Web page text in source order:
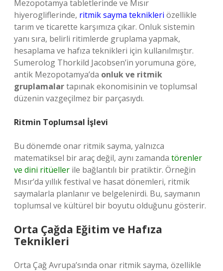
Mezopotamya tabletlerinde ve Mısır
hiyerogliflerinde, ritmik sayma teknikleri özellikle
tarım ve ticarette karşımıza çıkar. Onluk sistemin
yanı sıra, belirli ritimlerde gruplama yapmak,
hesaplama ve hafıza teknikleri için kullanılmıştır.
Sumerolog Thorkild Jacobsen’in yorumuna göre,
antik Mezopotamya’da onluk ve ritmik
gruplamalartapınak ekonomisinin ve toplumsal
düzenin vazgeçilmez bir parçasıydı.
Ritmin Toplumsal İşlevi
Bu dönemde onar ritmik sayma, yalnızca
matematiksel bir araç değil, aynı zamanda törenler
ve dini ritüeller ile bağlantılı bir pratiktir. Örneğin
Mısır’da yıllık festival ve hasat dönemleri, ritmik
saymalarla planlanır ve belgelenirdi. Bu, saymanın
toplumsal ve kültürel bir boyutu olduğunu gösterir.
Orta Çağda Eğitim ve Hafıza
Teknikleri
Orta Çağ Avrupa’sında onar ritmik sayma, özellikle